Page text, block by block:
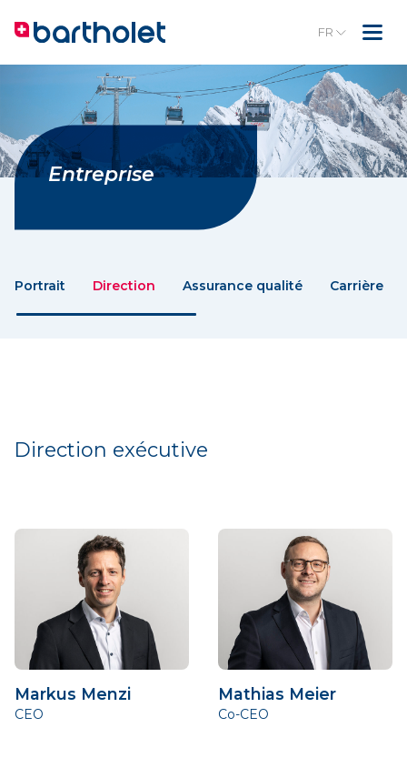
FR
Entreprise
Portrait Direction Assurance qualité Carrière
Direction exécutive
Markus Menzi
CEO
Mathias Meier
Co-CEO